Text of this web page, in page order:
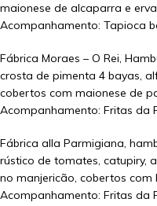
maionese de alcaparra e
Acompanhamento: Tapioca
Fábrica Moraes – O Rei,
crosta de pimenta 4 bayas,
cobertos com maionese de
Acompanhamento: Fritas da
Fábrica alla Parmigiana,
rústico de tomates, catupiry,
no manjericão, cobertos com
Acompanhamento: Fritas da